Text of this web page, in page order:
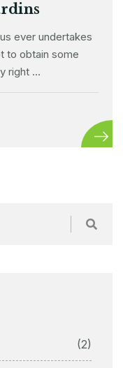
ever undertakes
to obtain some
right …
(2)